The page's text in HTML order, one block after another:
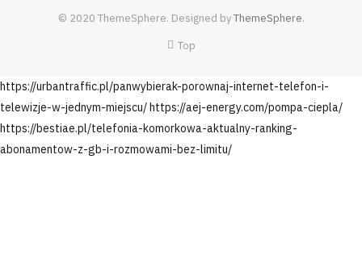
© 2020 ThemeSphere. Designed byThemeSphere.
Top
https://urbantraffic.pl/panwybierak-porownaj-internet-telefon-i-
telewizje-w-jednym-miejscu/https://aej-energy.com/pompa-ciepla/
https://bestiae.pl/telefonia-komorkowa-aktualny-ranking-
abonamentow-z-gb-i-rozmowami-bez-limitu/